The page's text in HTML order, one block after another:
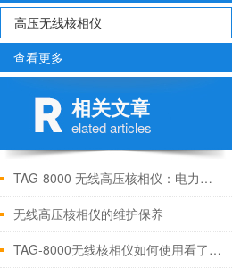
高压无线核相仪
查看更多
相关文章
elated articles
TAG-8000 无线高压核相仪：电力运维与变电所调试的核心检测设备
无线高压核相仪的维护保养
TAG-8000无线核相仪如何使用看了就明白